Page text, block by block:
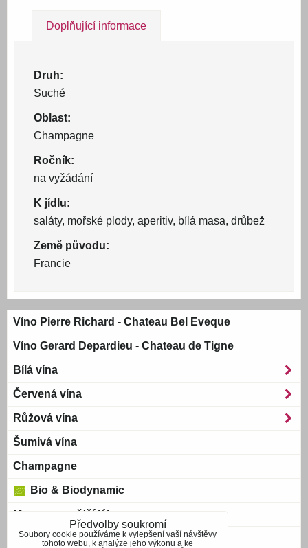
Doplňující informace
Druh:
Suché
Oblast:
Champagne
Ročník:
na vyžádání
K jídlu:
saláty, mořské plody, aperitiv, bílá masa, drůbež
Země původu:
Francie
Víno Pierre Richard - Chateau Bel Eveque
Víno Gerard Depardieu - Chateau de Tigne
Bílá vína
Červená vína
Růžová vína
Šumivá vína
Champagne
Bio & Biodynamic
Magnum a větší láhve
Bag-in-Box
Předvolby soukromí
Soubory cookie používáme k vylepšení vaší návštěvy
tohoto webu, k analýze jeho výkonu a ke